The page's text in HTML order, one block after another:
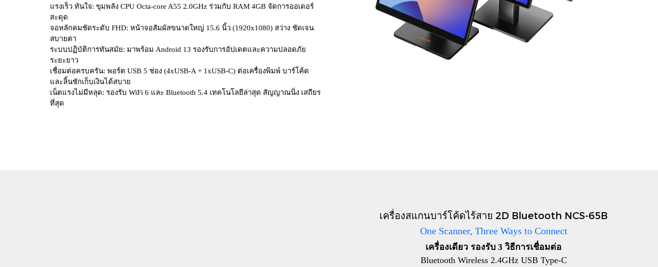
แรงเร็ว ทันใจ: ขุมพลัง CPU Octa-core A55 2.0GHz ร่วมกับ RAM 4GB จัดการออเดอร์
สะดุด
จอหลักคมชัดระดับ FHD: หน้าจอสัมผัสขนาดใหญ่ 15.6 นิ้ว (1920x1080) สว่าง ชัดเจน
สบายตา
ระบบปฏิบัติการทันสมัย: มาพร้อม Android 13 รองรับการอัปเดตและความปลอดภัย
ระยะยาว
เชื่อมต่อครบครัน: พอร์ต USB 5 ช่อง (4xUSB-A + 1xUSB-C) ต่อเครื่องพิมพ์ บาร์โค้ด
และลิ้นชักเก็บเงินได้สบาย
เน็ตแรงไม่มีหลุด: รองรับ WiFi 6 และ Bluetooth 5.4 เทคโนโลยีล่าสุด สัญญาณนิ่ง เสถียร
ที่สุด
เครื่องสแกนบาร์โค้ดไร้สาย 2D Bluetooth NCS-65B
One Scanner, Three Ways to Connect
เครื่องเดียว รองรับ 3 วิธีการเชื่อมต่อ
Bluetooth Wireless 2.4GHz USB Type-C